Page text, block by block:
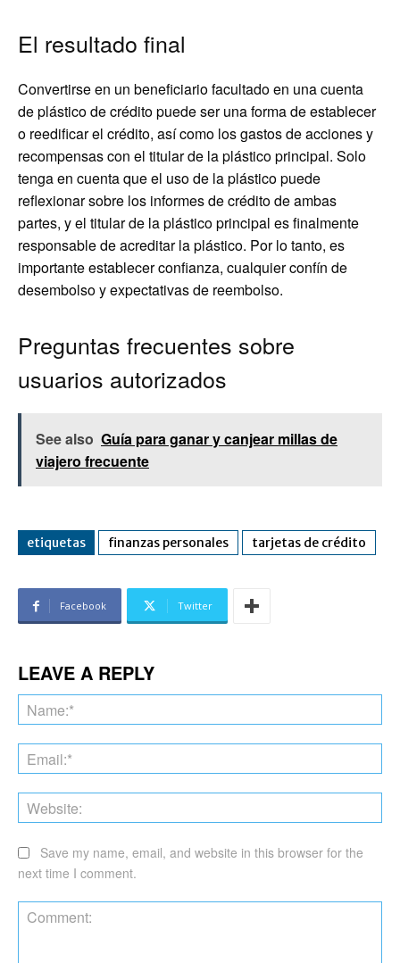
El resultado final
Convertirse en un beneficiario facultado en una cuenta
de plástico de crédito puede ser una forma de establecer
o reedificar el crédito, así como los gastos de acciones y
recompensas con el titular de la plástico principal. Solo
tenga en cuenta que el uso de la plástico puede
reflexionar sobre los informes de crédito de ambas
partes, y el titular de la plástico principal es finalmente
responsable de acreditar la plástico. Por lo tanto, es
importante establecer confianza, cualquier confín de
desembolso y expectativas de reembolso.
Preguntas frecuentes sobre
usuarios autorizados
See also Guía para ganar y canjear millas de
viajero frecuente
etiquetas finanzas personales tarjetas de crédito
Facebook Twitter
LEAVE A REPLY
Save my name, email, and website in this browser for the
next time I comment.